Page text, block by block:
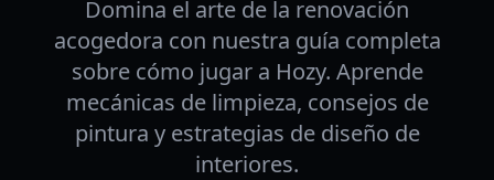
Domina el arte de la renovación
acogedora con nuestra guía completa
sobre cómo jugar a Hozy. Aprende
mecánicas de limpieza, consejos de
pintura y estrategias de diseño de
interiores.